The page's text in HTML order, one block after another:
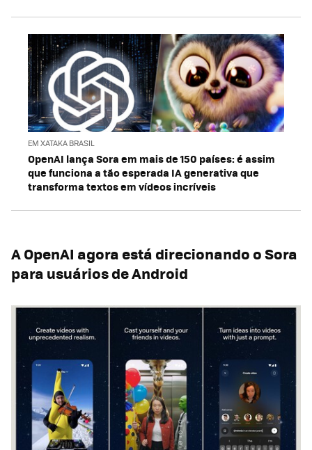
EM XATAKA BRASIL
OpenAI lança Sora em mais de 150 países: é assim
que funciona a tão esperada IA ​​generativa que
transforma textos em vídeos incríveis
A OpenAI agora está direcionando o Sora
para usuários de Android